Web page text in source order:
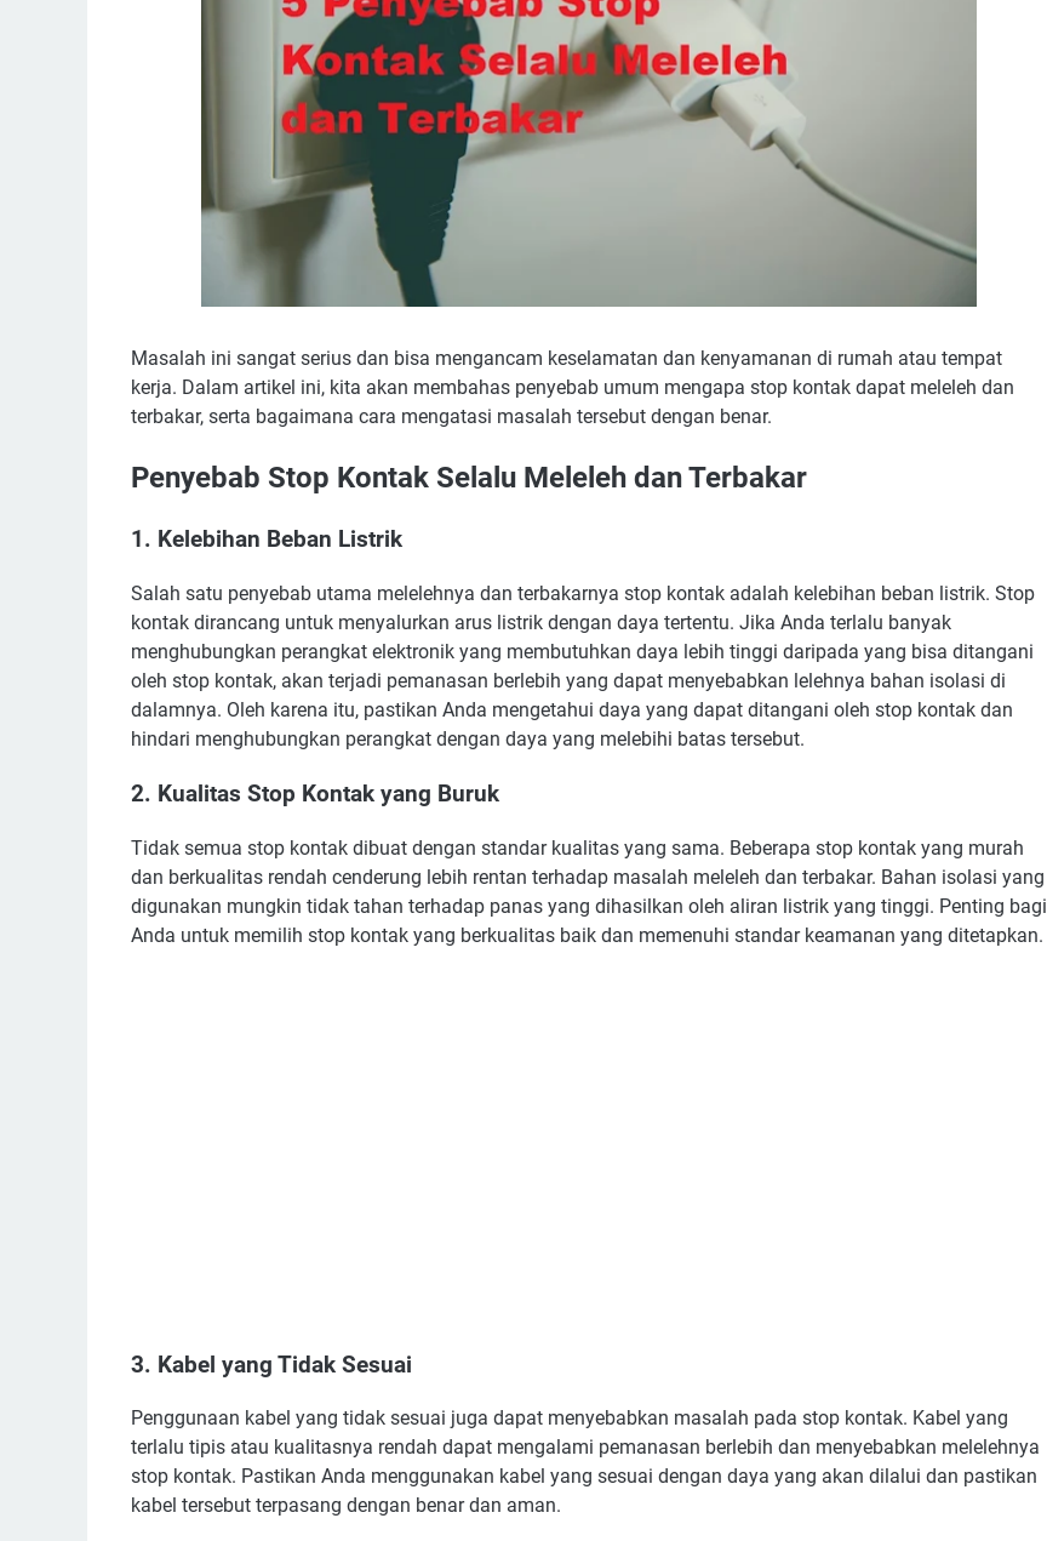
Masalah ini sangat serius dan bisa mengancam keselamatan dan kenyamanan di rumah atau tempat
kerja. Dalam artikel ini, kita akan membahas penyebab umum mengapa stop kontak dapat meleleh dan
terbakar, serta bagaimana cara mengatasi masalah tersebut dengan benar.
Penyebab Stop Kontak Selalu Meleleh dan Terbakar
1. Kelebihan Beban Listrik
Salah satu penyebab utama melelehnya dan terbakarnya stop kontak adalah kelebihan beban listrik. Stop
kontak dirancang untuk menyalurkan arus listrik dengan daya tertentu. Jika Anda terlalu banyak
menghubungkan perangkat elektronik yang membutuhkan daya lebih tinggi daripada yang bisa ditangani
oleh stop kontak, akan terjadi pemanasan berlebih yang dapat menyebabkan lelehnya bahan isolasi di
dalamnya. Oleh karena itu, pastikan Anda mengetahui daya yang dapat ditangani oleh stop kontak dan
hindari menghubungkan perangkat dengan daya yang melebihi batas tersebut.
2. Kualitas Stop Kontak yang Buruk
Tidak semua stop kontak dibuat dengan standar kualitas yang sama. Beberapa stop kontak yang murah
dan berkualitas rendah cenderung lebih rentan terhadap masalah meleleh dan terbakar. Bahan isolasi yang
digunakan mungkin tidak tahan terhadap panas yang dihasilkan oleh aliran listrik yang tinggi. Penting bagi
Anda untuk memilih stop kontak yang berkualitas baik dan memenuhi standar keamanan yang ditetapkan.
3. Kabel yang Tidak Sesuai
Penggunaan kabel yang tidak sesuai juga dapat menyebabkan masalah pada stop kontak. Kabel yang
terlalu tipis atau kualitasnya rendah dapat mengalami pemanasan berlebih dan menyebabkan melelehnya
stop kontak. Pastikan Anda menggunakan kabel yang sesuai dengan daya yang akan dilalui dan pastikan
kabel tersebut terpasang dengan benar dan aman.